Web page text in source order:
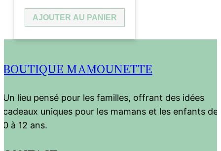
AJOUTER AU PANIER
BOUTIQUE MAMOUNETTE
Un lieu pensé pour les familles, offrant des idées
cadeaux uniques pour les mamans et les enfants de
0 à 12 ans.